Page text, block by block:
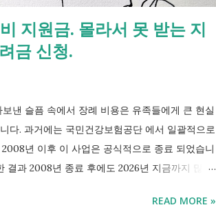
최신] 근로능력 있어도 생계급여 받는 법? 조
업을 준비하는 청년이라면? 국민취업지원제도 A
직장이 없고 취업을 준비하고 있습니다. 생활이
것이 국민취업지원제도 입니다. 고용센터를 통
업훈련에 참여하고, 요건에 따라 구직촉진수당을
다. 중요한 점은 실제 목표가 취업이라는 ...
지원금. 몰라서 못 받는 지
금 신청.
낸 슬픔 속에서 장례 비용은 유족들에게 큰 현실
다. 과거에는 국민건강보험공단 에서 일괄적으로
년 이후 이 사업은 공식적으로 종료 되었습니
결과 2008년 종료 후에도 2026년 지금까지 많은
수급자 대상 지원 은 여전히 유지 되고 있으며,
READ MORE »